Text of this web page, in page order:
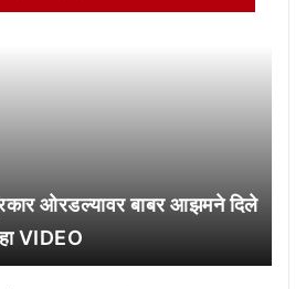
ओरडल्यावर बाबर आझमने दिले
VIDEO